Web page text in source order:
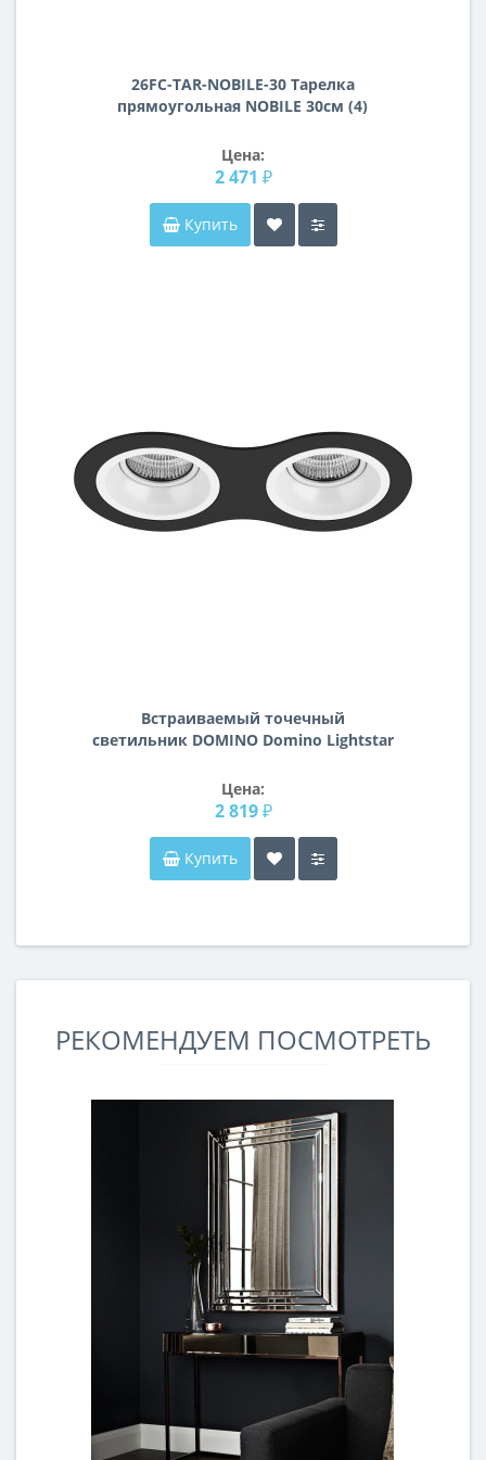
26FC-TAR-NOBILE-30 Тарелка
прямоугольная NOBILE 30см (4)
Цена:
2 471 ₽
Купить
Встраиваемый точечный
светильник DOMINO Domino Lightstar
Цена:
2 819 ₽
Купить
РЕКОМЕНДУЕМ ПОСМОТРЕТЬ